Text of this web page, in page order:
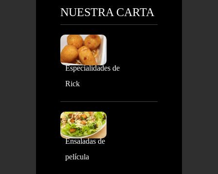
NUESTRA CARTA
Especialidades de
Rick
Ensaladas de
película